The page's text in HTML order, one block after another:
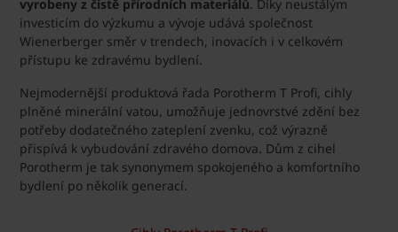
vyrobeny z čistě přírodních materiálů. Díky neustálým
investicím do výzkumu a vývoje udává společnost
Wienerberger směr v trendech, inovacích i v celkovém
přístupu ke zdravému bydlení.
Nejmodernější produktová řada Porotherm T Profi, cihly
plněné minerální vatou, umožňuje jednovrstvé zdění bez
potřeby dodatečného zateplení zvenku, což výrazně
přispívá k vybudování zdravého domova. Dům z cihel
Porotherm je tak synonymem spokojeného a komfortního
bydlení po několik generací.